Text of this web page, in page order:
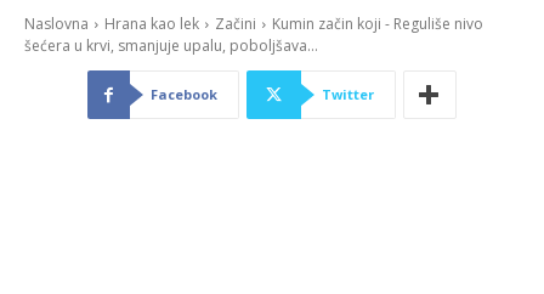
Naslovna Hrana kao lek Začini
Kumin začin koji - Reguliše nivo
šećera u krvi, smanjuje upalu, poboljšava...
Facebook Twitter